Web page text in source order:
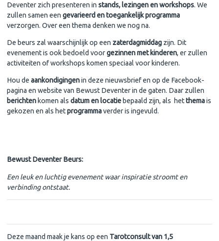
Deventer zich presenteren in stands, lezingen en workshops. We
zullen samen een gevarieerd en toegankelijk programma
verzorgen. Over een thema denken we nog na.
De beurs zal waarschijnlijk op een zaterdagmiddag zijn. Dit
evenement is ook bedoeld voorgezinnen met kinderen, er zullen
activiteiten of workshops komen speciaal voor kinderen.
Hou de aankondigingenin deze nieuwsbrief en op de Facebook-
pagina en website van Bewust Deventer in de gaten. Daar zullen
berichten komen als datum en locatie bepaald zijn, als hetthemais
gekozen en als hetprogrammaverder is ingevuld.
Bewust Deventer Beurs:
Een leuk en luchtig evenement waar inspiratie stroomt en
verbinding ontstaat.
Deze maand maak je kans op een Tarotconsult van 1,5